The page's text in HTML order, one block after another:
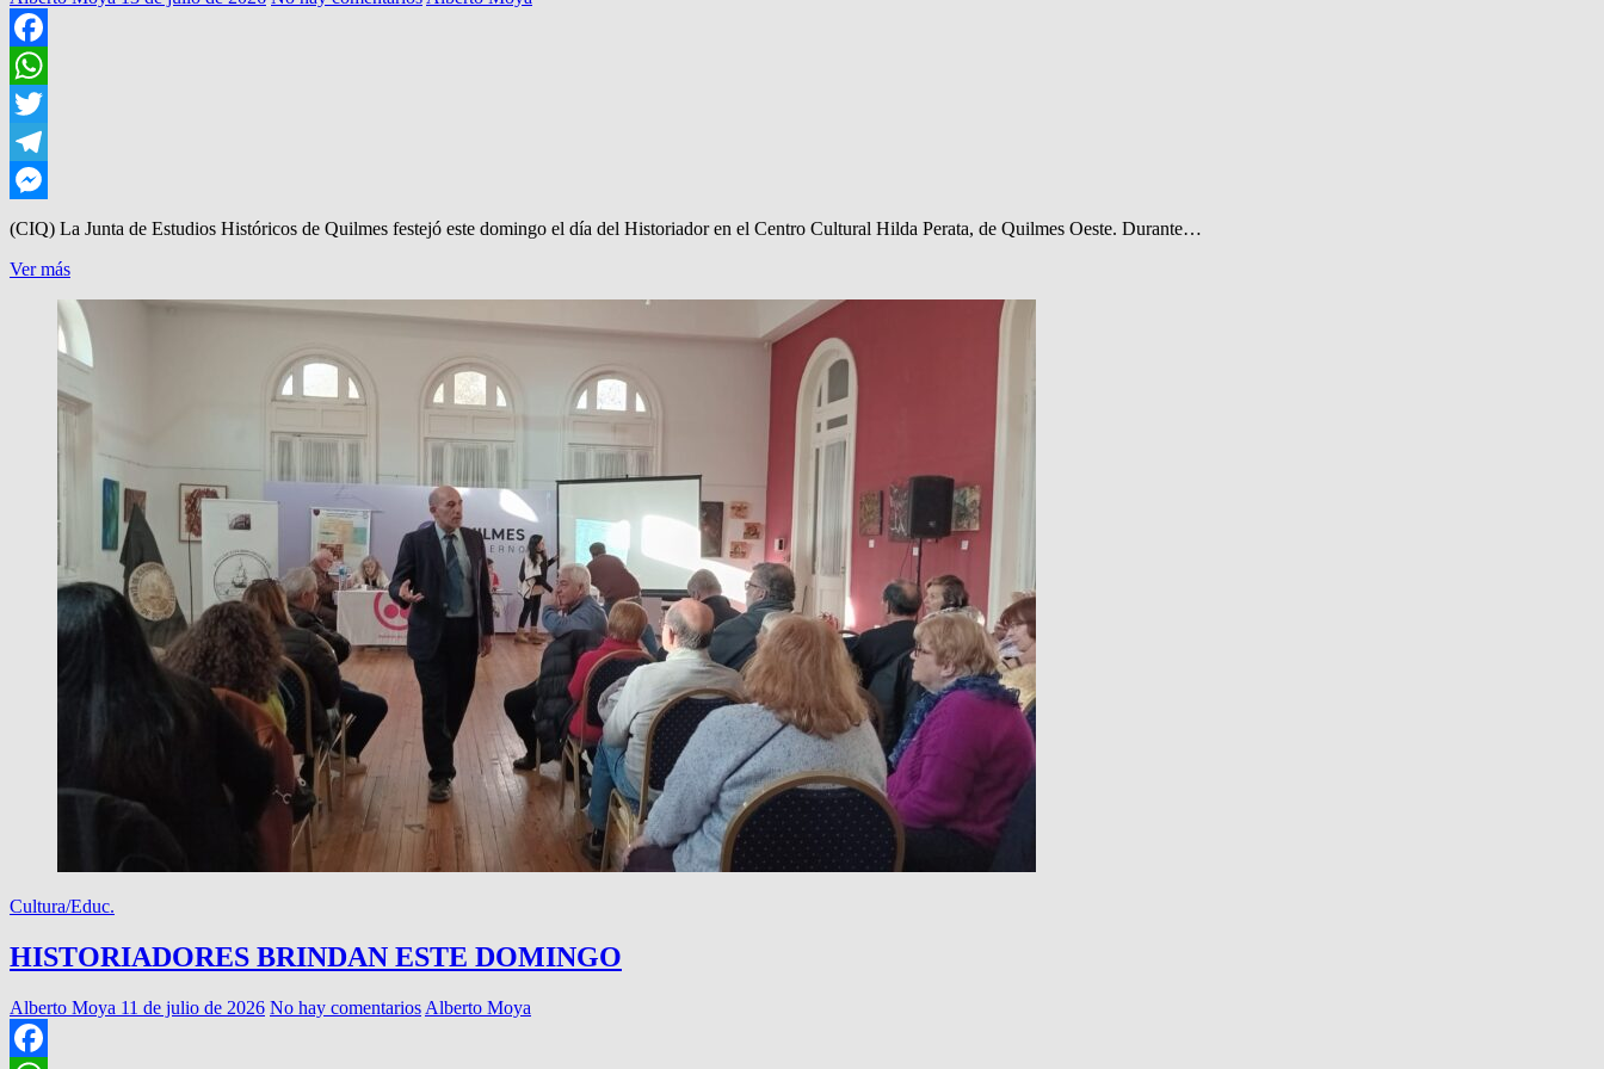
Facebook
WhatsApp
Twitter
Telegram
Messenger
(CIQ) La Junta de Estudios Históricos de Quilmes festejó este domingo el día del Historiador en el Centro Cultural Hilda Perata, de Quilmes Oeste. Durante…
Ver másHISTORIADORES,
NUEVO
LIBRO
Cultura/Educ.
HISTORIADORES BRINDAN ESTE DOMINGO
Alberto Moya 11 de julio de 2026 No hay comentarios Alberto Moya